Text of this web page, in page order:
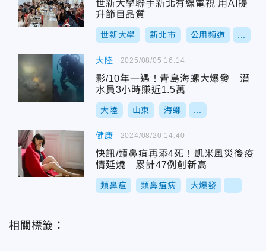
世新大學聯手新北有線電視 用AI提
升節目品質
世新大學 新北市 公用頻道
大陸
影/10年一遇！青島海螺大爆發 潛
水員3小時賺近1.5萬
大陸 山東 海螺
2025/08/05 16:14
健康
快訊/類鼻疽再添4死！凱米風災後疫
情延燒 累計47例創新高
類鼻疽 類鼻疽病 大爆發
2024/08/20 14:40
相關標籤：